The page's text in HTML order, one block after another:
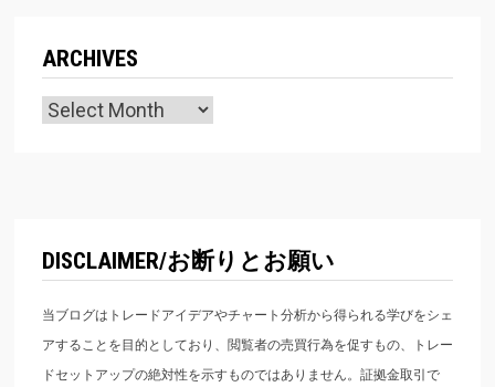
ARCHIVES
Archives
DISCLAIMER/お断りとお願い
当ブログはトレードアイデアやチャート分析から得られる学びをシェ
アすることを目的としており、閲覧者の売買行為を促すもの、トレー
ドセットアップの絶対性を示すものではありません。証拠金取引で